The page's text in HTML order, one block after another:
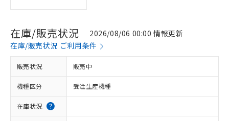
在庫/販売状況
2026/08/06 00:00 情報更新
在庫/販売状況 ご利用条件
販売状況 販売中
機種区分 受注生産機種
在庫状況